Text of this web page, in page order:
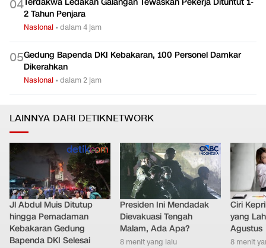
04
2 Tahun Penjara
Nasional •dalam 4 jam
05Gedung Bapenda DKI Kebakaran, 100 Personel Damkar
Dikerahkan
Nasional •dalam 2 jam
LAINNYA DARI DETIKNETWORK
Jl Abdul Muis Ditutup
hingga Pemadaman
Kebakaran Gedung
Bapenda DKI Selesai
Presiden Ini Mendadak
Dievakuasi Tengah
Malam, Ada Apa?
8 menit yang lalu
Ciri
yang
Agustus
8 menit